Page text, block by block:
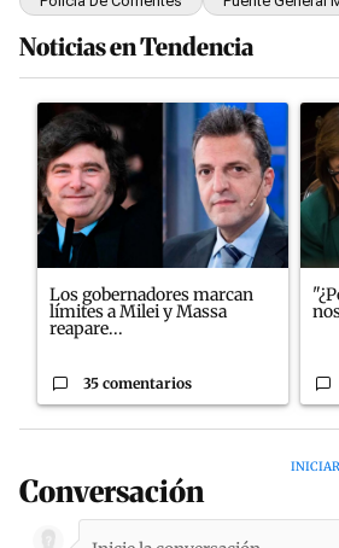
Noticias en Tendencia
Este listado muestra los artículos con
Un artículo de tendencia con el título
Los gobernadores marcan
límites a Milei y Massa
reapare...
35 comentarios
Un
Conversación